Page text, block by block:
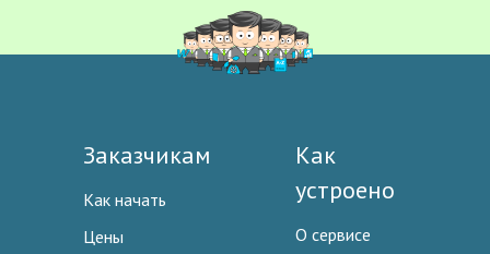
Заказчикам
Как начать
Цены
Как
устроено
О сервисе